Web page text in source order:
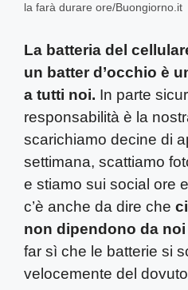
la farà durare ore/Buongiorno.it
La batteria del
un batter d’occhio è
a tutti noi. In parte
responsabilità è la
scarichiamo decine di
settimana, scattiamo
e stiamo sui social ore
c’è anche da dire che
non dipendono da noi
far sì che le batterie si
velocemente del